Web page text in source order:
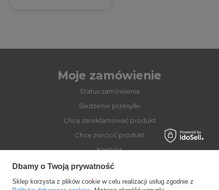
Moje zamówienie
Status zamówienia
Śledzenie przesyłki
Chcę zareklamować produkt
Chcę zwrócić produkt
Kontakt
Dbamy o Twoją prywatność
Sklep korzysta z plików cookie w celu realizacji usług zgodnie z